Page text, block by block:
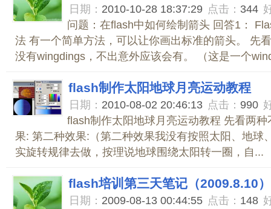
日期： 2010-10-28 18:37:29 点击： 344
问题：在flash中如何绘制箭头 回答1：
法 有一个简单方法，可以让你画出标准的箭头。 先
没有wingdings，不出意外应该会有。 （这是一个
flash制作太阳地球月亮运动教程
日期： 2010-08-02 20:46:13 点击： 990
flash制作太阳地球月亮运动教程 先看两
果: 第二种效果:（第二种效果我没有按照太阳、地球
实旋转规律去做，按理说地球围绕太阳转一圈，自...
flash培训第三天笔记（2009.8.10）
日期： 2009-08-13 00:44:55 点击： 148